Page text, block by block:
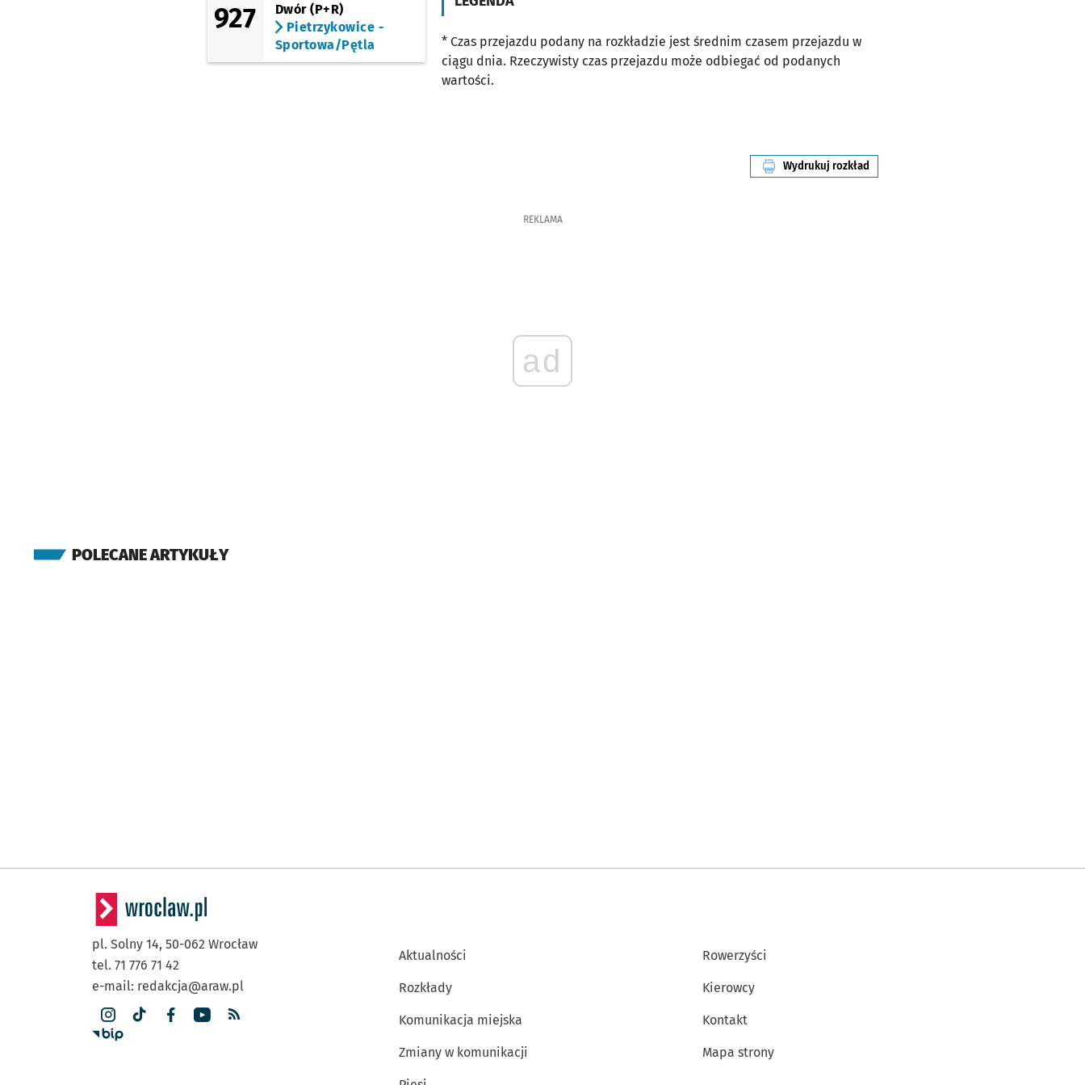
927
Dwór (P+R)
Pietrzykowice -
Sportowa/Pętla
* Czas przejazdu podany na rozkładzie jest średnim czasem przejazdu w
ciągu dnia. Rzeczywisty czas przejazdu może odbiegać od podanych
wartości.
Wydrukuj rozkład
linii nr 907
REKLAMA
ad
POLECANE ARTYKUŁY
pl. Solny 14, 50-062 Wrocław
tel. 71 776 71 42
e-mail: redakcja@araw.pl
Aktualności
Rozkłady
Komunikacja miejska
Zmiany w komunikacji
Rowerzyści
Kierowcy
Kontakt
Mapa strony